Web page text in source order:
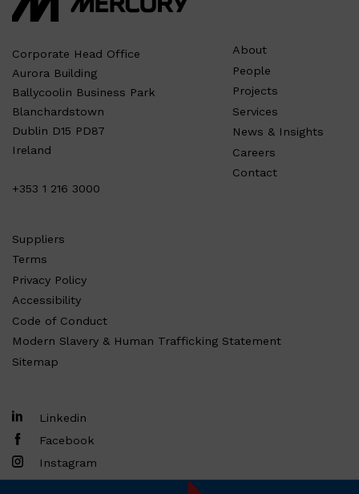
Corporate Head Office
Aurora Building
Ballycoolin Business Park
Blanchardstown
Dublin D15 PD87
Ireland
+353 1 216 3000
About
People
Projects
Services
News & Insights
Careers
Contact
Suppliers
Terms
Privacy Policy
Accessibility
Code of Conduct
Modern Slavery & Human Trafficking Statement
Sitemap
Linkedin
Facebook
Instagram